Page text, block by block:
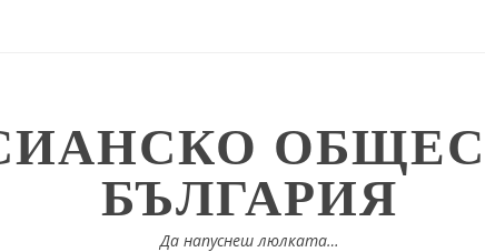
БЪЛГАРИЯ
Да напуснеш люлката…